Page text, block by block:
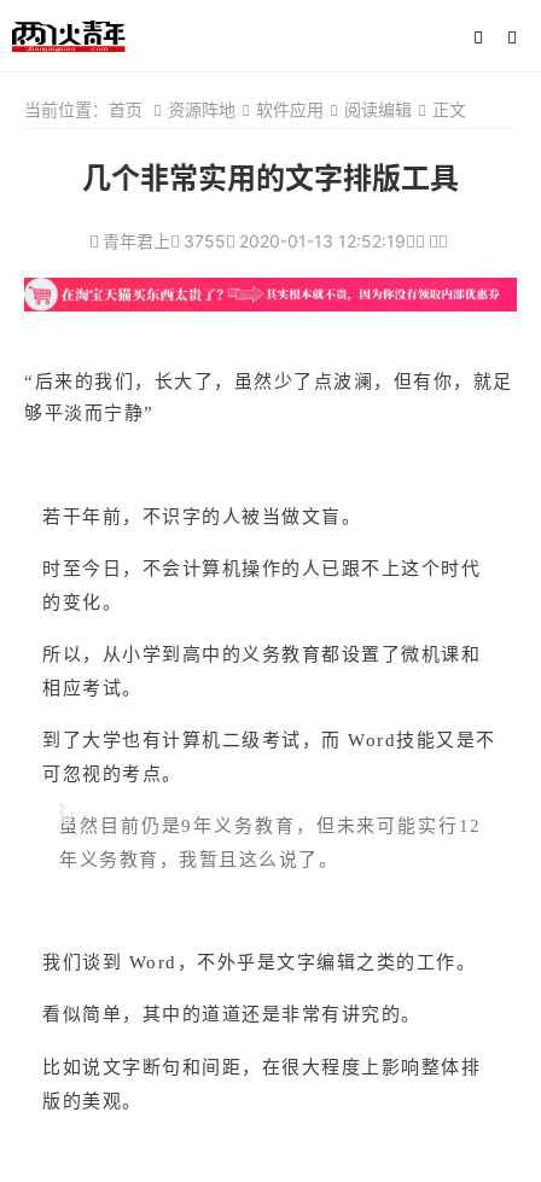
当前位置： 首页 资源阵地 软件应用 阅读编辑 正文
几个非常实用的文字排版工具
青年君上 3755 2020-01-13 12:52:19
“后来的我们，长大了，虽然少了点波澜，但有你，就足
够平淡而宁静”
若干年前，不识字的人被当做文盲。
时至今日，不会计算机操作的人已跟不上这个时代
的变化。
所以，从小学到高中的义务教育都设置了微机课和
相应考试。
到了大学也有计算机二级考试，而 Word技能又是不
可忽视的考点。
虽然目前仍是9年义务教育，但未来可能实行12
年义务教育，我暂且这么说了。
我们谈到 Word，不外乎是文字编辑之类的工作。
看似简单，其中的道道还是非常有讲究的。
比如说文字断句和间距，在很大程度上影响整体排
版的美观。